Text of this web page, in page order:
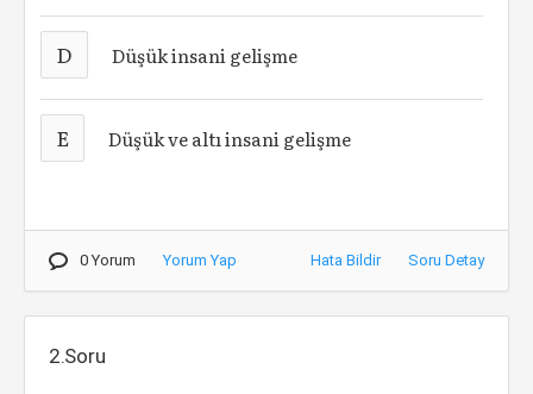
D Düşük insani gelişme
E Düşük ve altı insani gelişme
0 Yorum Yorum Yap Hata Bildir Soru Detay
2.Soru